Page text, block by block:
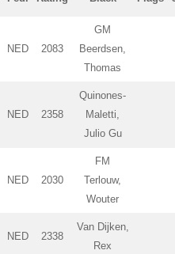
NED 2083
GM
Beerdsen,
Thomas
NED 2358
Quinones-
Maletti,
Julio Gu
NED 2030
FM
Terlouw,
Wouter
NED 2338
Van Dijken,
Rex